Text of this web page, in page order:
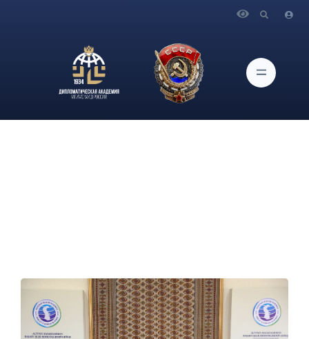
иностранных дел Российской Федерации С.В.Лаврова по
итогам СМИД прикаспийских государств